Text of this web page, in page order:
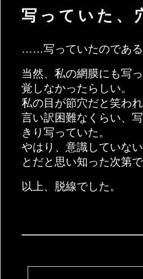
写っていた、
……写っていたのである
当然、私の網膜にも写
覚しなかったらしい。
私の目が節穴だと笑わ
言い訳困難なくらい、
きり写っていた。
やはり、意識していな
とだと思い知った次第で
以上、脱線でした。